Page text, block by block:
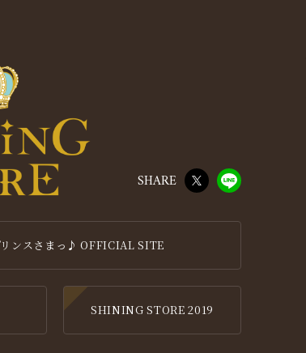
SHARE
ンスさまっ♪ OFFICIAL SITE
SHINING STORE 2019